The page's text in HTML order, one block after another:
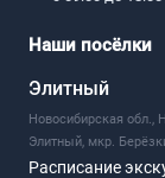
Наши посёлки
Элитный
Новосибирская обл.,
Элитный, мкр.
Расписание